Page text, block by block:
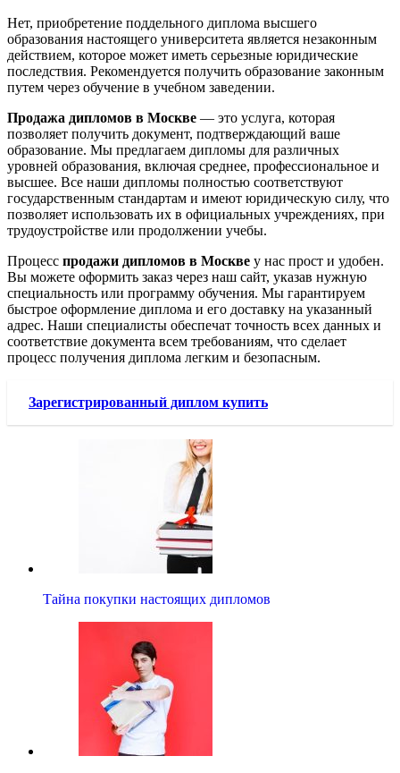
Нет, приобретение поддельного диплома высшего
образования настоящего университета является незаконным
действием, которое может иметь серьезные юридические
последствия. Рекомендуется получить образование законным
путем через обучение в учебном заведении.
Продажа дипломов в Москве — это услуга, которая
позволяет получить документ, подтверждающий ваше
образование. Мы предлагаем дипломы для различных
уровней образования, включая среднее, профессиональное и
высшее. Все наши дипломы полностью соответствуют
государственным стандартам и имеют юридическую силу, что
позволяет использовать их в официальных учреждениях, при
трудоустройстве или продолжении учебы.
Процесс продажи дипломов в Москве у нас прост и удобен.
Вы можете оформить заказ через наш сайт, указав нужную
специальность или программу обучения. Мы гарантируем
быстрое оформление диплома и его доставку на указанный
адрес. Наши специалисты обеспечат точность всех данных и
соответствие документа всем требованиям, что сделает
процесс получения диплома легким и безопасным.
Зарегистрированный диплом купить
Тайна покупки настоящих дипломов